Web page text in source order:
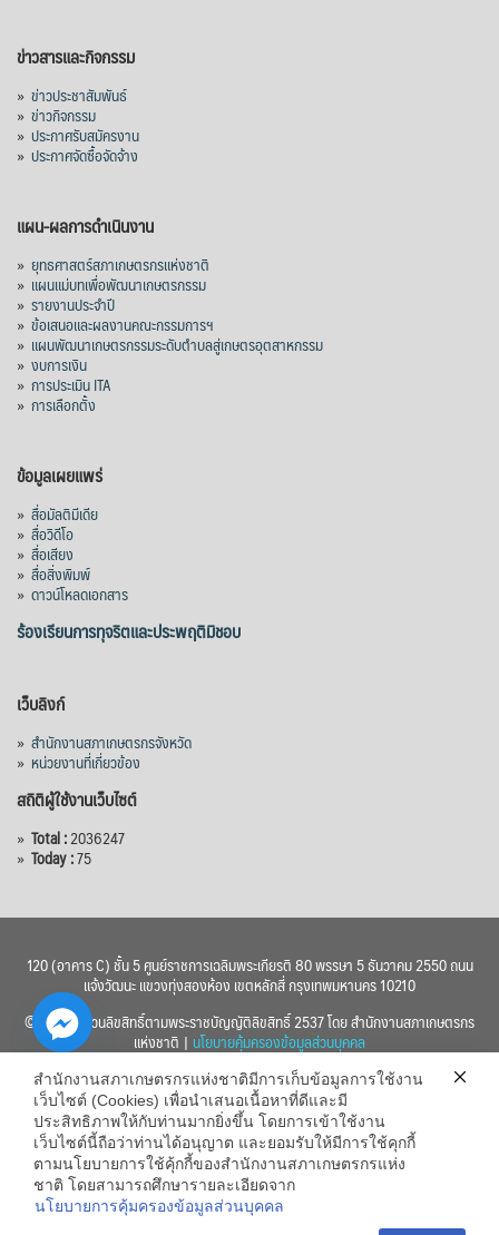
ข่าวสารและกิจกรรม
» ข่าวประชาสัมพันธ์
» ข่าวกิจกรรม
» ประกาศรับสมัครงาน
» ประกาศจัดซื้อจัดจ้าง
แผน-ผลการดำเนินงาน
» ยุทธศาสตร์สภาเกษตรกรแห่งชาติ
» แผนแม่บทเพื่อพัฒนาเกษตรกรรม
» รายงานประจำปี
» ข้อเสนอและผลงานคณะกรรมการฯ
» แผนพัฒนาเกษตรกรรมระดับตำบลสู่เกษตรอุตสาหกรรม
» งบการเงิน
» การประเมิน ITA
» การเลือกตั้ง
ข้อมูลเผยแพร่
» สื่อมัลติมีเดีย
» สื่อวิดีโอ
» สื่อเสียง
» สื่อสิ่งพิมพ์
» ดาวน์โหลดเอกสาร
ร้องเรียนการทุจริตและประพฤติมิชอบ
เว็บลิงก์
» สำนักงานสภาเกษตรกรจังหวัด
» หน่วยงานที่เกี่ยวข้อง
สถิติผู้ใช้งานเว็บไซต์
» Total :2036247
» Today :75
120 (อาคาร C) ชั้น 5 ศูนย์ราชการเฉลิมพระเกียรติ 80 พรรษา 5 ธันวาคม 2550 ถนน
แจ้งวัฒนะ แขวงทุ่งสองห้อง เขตหลักสี่ กรุงเทพมหานคร 10210
© 2560 สงวนลิขสิทธิ์ตามพระราชบัญญัติลิขสิทธิ์ 2537 โดย สำนักงานสภาเกษตรกร
แห่งชาติ | นโยบายคุ้มครองข้อมูลส่วนบุคคล
สำนักงานสภาเกษตรกรแห่งชาติมีการเก็บข้อมูลการใช้งาน
เว็บไซต์ (Cookies) เพื่อนำเสนอเนื้อหาที่ดีและมี
ประสิทธิภาพให้กับท่านมากยิ่งขึ้น โดยการเข้าใช้งาน
เว็บไซต์นี้ถือว่าท่านได้อนุญาต และยอมรับให้มีการใช้คุกกี้
ตามนโยบายการใช้คุ้กกี้ของสำนักงานสภาเกษตรกรแห่ง
ชาติ โดยสามารถศึกษารายละเอียดจาก
นโยบายการคุ้มครองข้อมูลส่วนบุคคล
Hide
chaty